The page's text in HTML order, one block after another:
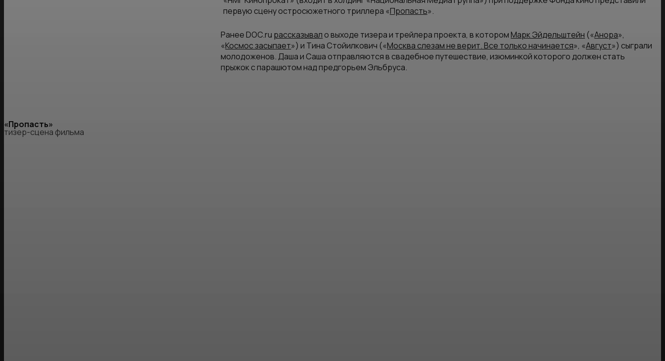
первую сцену остросюжетного триллера «Пропасть».
Ранее DOC.ru рассказывал о выходе тизера и трейлера проекта, в которомМарк Эйдельштейн («Анора»,
«Космос засыпает») и Тина Стойилкович («Москва слезам не верит. Все только начинается», «Август») сыграли
молодоженов. Даша и Саша отправляются в свадебное путешествие, изюминкой которого должен стать
прыжок с парашютом над предгорьем Эльбруса.
«Пропасть»
тизер-сцена фильма